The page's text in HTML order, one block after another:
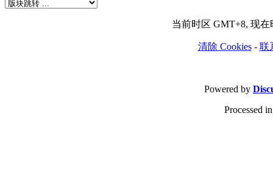
当前时区 GMT+8, 现在
清除 Cookies- 联
Powered by
Processed